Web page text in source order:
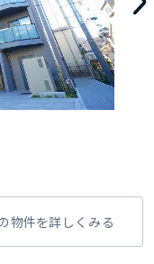
物件を詳しくみる